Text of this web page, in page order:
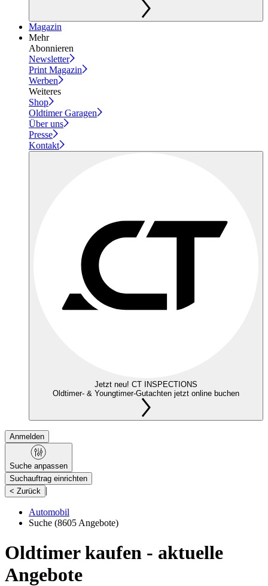
Magazin
Mehr
Abonnieren
Newsletter
Print Magazin
Werben
Weiteres
Shop
Oldtimer Garagen
Über uns
Presse
Kontakt
Jetzt neu! CT INSPECTIONS
Oldtimer- & Youngtimer-Gutachten jetzt online buchen
Anmelden
Suche anpassen
Suchauftrag einrichten
< Zurück |
Automobil
Suche (8605 Angebote)
Oldtimer kaufen - aktuelle
Angebote